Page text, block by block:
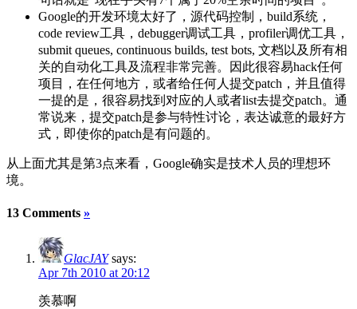
Google的开发环境太好了，源代码控制，build系统，
code review工具，debugger调试工具，profiler调优工具，
submit queues, continuous builds, test bots, 文档以及所有相
关的自动化工具及流程非常完善。因此很容易hack任何
项目，在任何地方，或者给任何人提交patch，并且值得
一提的是，很容易找到对应的人或者list去提交patch。通
常说来，提交patch是参与特性讨论，表达诚意的最好方
式，即使你的patch是有问题的。
从上面尤其是第3点来看，Google确实是技术人员的理想环
境。
13 Comments »
GlacJAY says:
Apr 7th 2010 at 20:12
羡慕啊